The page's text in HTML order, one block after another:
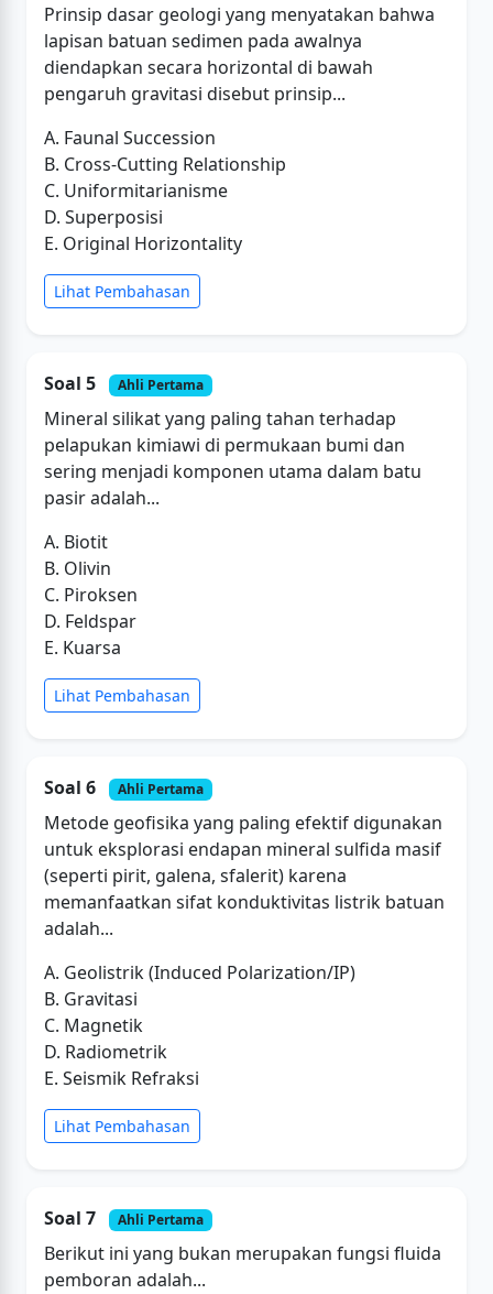
Prinsip dasar geologi yang menyatakan bahwa
lapisan batuan sedimen pada awalnya
diendapkan secara horizontal di bawah
pengaruh gravitasi disebut prinsip...
A. Faunal Succession
B. Cross-Cutting Relationship
C. Uniformitarianisme
D. Superposisi
E. Original Horizontality
Lihat Pembahasan
Soal 5 Ahli Pertama
Mineral silikat yang paling tahan terhadap
pelapukan kimiawi di permukaan bumi dan
sering menjadi komponen utama dalam batu
pasir adalah...
A. Biotit
B. Olivin
C. Piroksen
D. Feldspar
E. Kuarsa
Lihat Pembahasan
Soal 6 Ahli Pertama
Metode geofisika yang paling efektif digunakan
untuk eksplorasi endapan mineral sulfida masif
(seperti pirit, galena, sfalerit) karena
memanfaatkan sifat konduktivitas listrik batuan
adalah...
A. Geolistrik (Induced Polarization/IP)
B. Gravitasi
C. Magnetik
D. Radiometrik
E. Seismik Refraksi
Lihat Pembahasan
Soal 7 Ahli Pertama
Berikut ini yang bukan merupakan fungsi fluida
pemboran adalah...